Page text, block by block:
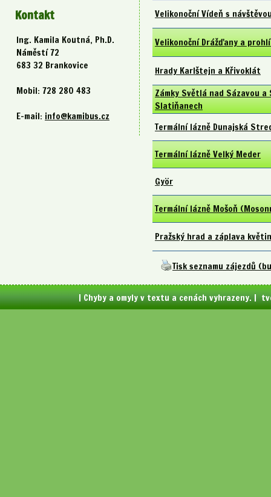
Kontakt
Ing. Kamila Koutná, Ph.D.
Náměstí 72
683 32 Brankovice
Mobil: 728 280 483
E-mail: info@kamibus.cz
Velikonoční Vídeň s
Velikonoční Drážďany a
Hrady Karlštejn a Křivoklát
Zámky Světlá nad Sázavou
Slatiňanech
Termální lázně Dunajská
Termální lázně Velký Meder
Györ
Termální lázně Mošoň
Pražský hrad a záplava
Tisk seznamu zájezdů
| Chyby a omyly v textu a cenách vyhrazeny. |